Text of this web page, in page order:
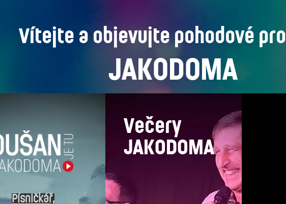
Vítejte a objevujte pohodové
JAKODOMA
Písničkář,
Večery
JAKODOMA